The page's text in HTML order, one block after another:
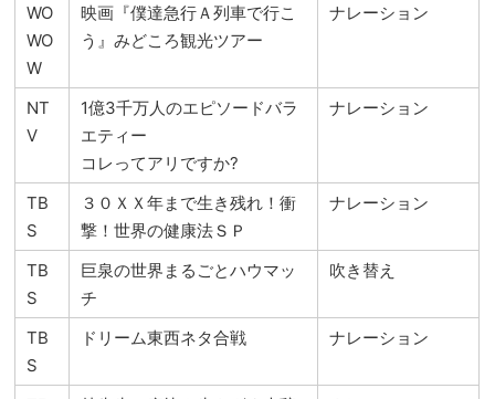
WO
WO
W
映画『僕達急行Ａ列車で行こ
う』みどころ観光ツアー
ナレーション
NT
V
1億3千万人のエピソードバラ
エティー
コレってアリですか?
ナレーション
TB
S
３０ＸＸ年まで生き残れ！衝
撃！世界の健康法ＳＰ
ナレーション
TB
S
巨泉の世界まるごとハウマッ
チ
吹き替え
TB
S
ドリーム東西ネタ合戦 ナレーション